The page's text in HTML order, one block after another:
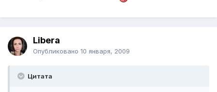
Libera
Опубликовано 10 января, 2009
Цитата